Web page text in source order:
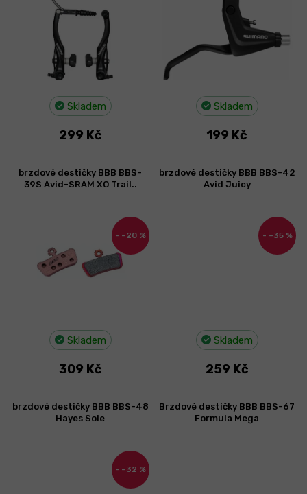
Skladem
299 Kč
Skladem
199 Kč
–20 %
brzdové destičky BBB BBS-
39S Avid-SRAM XO Trail..
Skladem
309 Kč
–35 %
brzdové destičky BBB BBS-42
Avid Juicy
Skladem
259 Kč
–32 %
brzdové destičky BBB BBS-48
Hayes Sole
Brzdové destičky BBB BBS-67
Formula Mega